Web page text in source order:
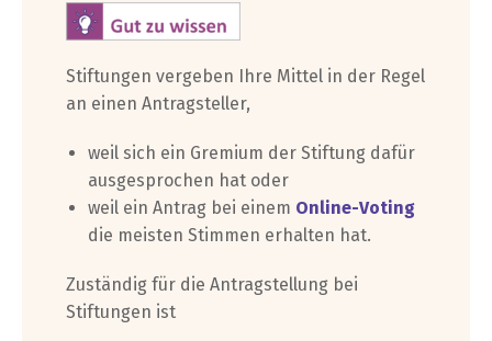
Stiftungen vergeben Ihre Mittel in der Regel
an einen Antragsteller,
weil sich ein Gremium der Stiftung dafür
ausgesprochen hat oder
weil ein Antrag bei einem Online-Voting
die meisten Stimmen erhalten hat.
Zuständig für die Antragstellung bei
Stiftungen ist